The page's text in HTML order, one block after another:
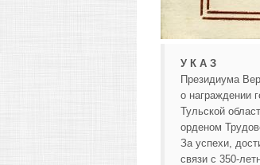
У К А З
Президиума
о награждении
Тульской
орденом
За успехи,
связи с 350-